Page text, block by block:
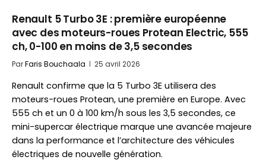
Renault 5 Turbo 3E : première européenne
avec des moteurs-roues Protean Electric, 555
ch, 0-100 en moins de 3,5 secondes
ParFaris Bouchaala 25 avril 2026
Renault confirme que la 5 Turbo 3E utilisera des
moteurs-roues Protean, une première en Europe. Avec
555 ch et un 0 à 100 km/h sous les 3,5 secondes, ce
mini-supercar électrique marque une avancée majeure
dans la performance et l’architecture des véhicules
électriques de nouvelle génération.